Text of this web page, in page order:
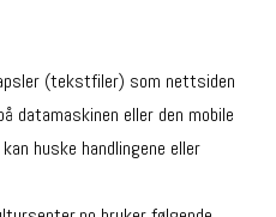
(tekstfiler) som nettsiden
datamaskinen eller den mobile
huske handlingene eller